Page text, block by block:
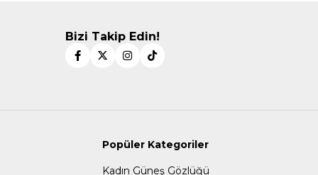
Bizi Takip Edin!
Popüler Kategoriler
Kadın Güneş Gözlüğü